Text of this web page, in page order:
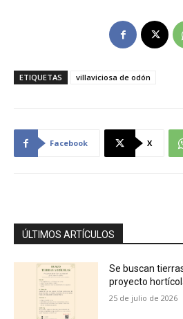
ETIQUETAS villaviciosa de odón
Facebook X
ÚLTIMOS ARTÍCULOS
Se buscan
proyecto
25 de julio de 2026